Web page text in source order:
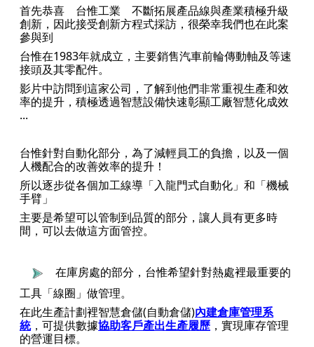
首先恭喜 台惟工業 不斷拓展產品線與產業積極升級
創新，因此接受創新方程式採訪，很榮幸我們也在此案
參與到
台惟在1983年就成立， 主要銷售汽車前輪傳動軸及等速
接頭及其零配件。
影片中訪問到這家公司，了解到他們非常重視生產和效
率的提升，積極透過智慧設備快速彰顯工廠智慧化成效
...
台惟針對自動化部分，為了減輕員工的負擔，以及一個
人機配合的改善效率的提升！
所以逐步從各個加工線導「入龍門式自動化」和「機械
手臂」
主要是希望可以管制到品質的部分，讓人員有更多時
間，可以去做這方面管控。
在庫房處的部分，台惟希望針對熱處裡最重要的
工具「線圈」做管理。
在此生產計劃裡智慧倉儲(自動倉儲)內建倉庫管理系
統，可提供數據協助客戶產出生產履歷 ，實現庫存管理
的營運目標。